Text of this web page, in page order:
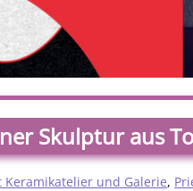
Skulptur aus
Keramikatelier und Galerie,